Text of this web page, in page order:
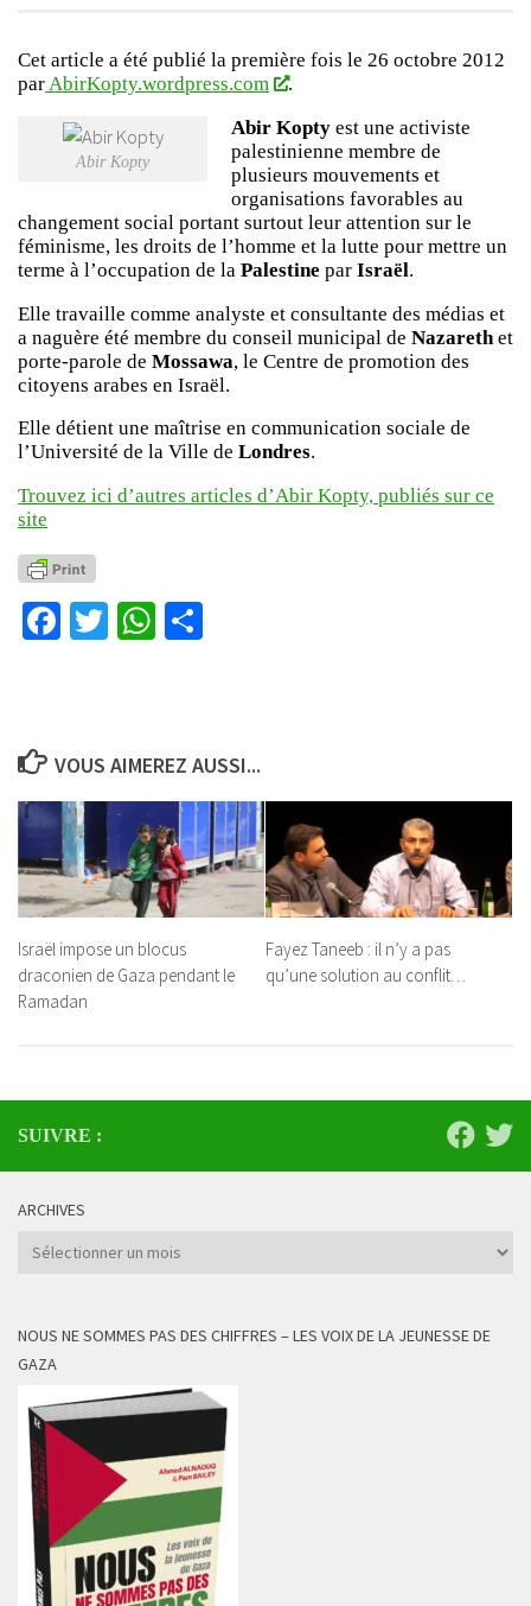
Cet article a été publié la première fois le 26 octobre 2012
parAbirKopty.wordpress.com .
Abir Kopty
Abir Kopty est une activiste
palestinienne membre de
plusieurs mouvements et
organisations favorables au
changement social portant surtout leur attention sur le
féminisme, les droits de l’homme et la lutte pour mettre un
terme à l’occupation de la Palestine par Israël.
Elle travaille comme analyste et consultante des médias et
a naguère été membre du conseil municipal de Nazareth et
porte-parole de Mossawa, le Centre de promotion des
citoyens arabes en Israël.
Elle détient une maîtrise en communication sociale de
l’Université de la Ville de Londres.
Trouvez ici d’autres articles d’Abir Kopty, publiés sur ce
site
Facebook
TwitterWhatsApp
VOUS AIMEREZ AUSSI...
Israël impose un blocus
draconien de Gaza pendant le
Ramadan
Fayez Taneeb : il n’y a pas
qu’une solution au conflit…
SUIVRE :
ARCHIVES
Archives
NOUS NE SOMMES PAS DES CHIFFRES – LES VOIX DE LA JEUNESSE DE
GAZA